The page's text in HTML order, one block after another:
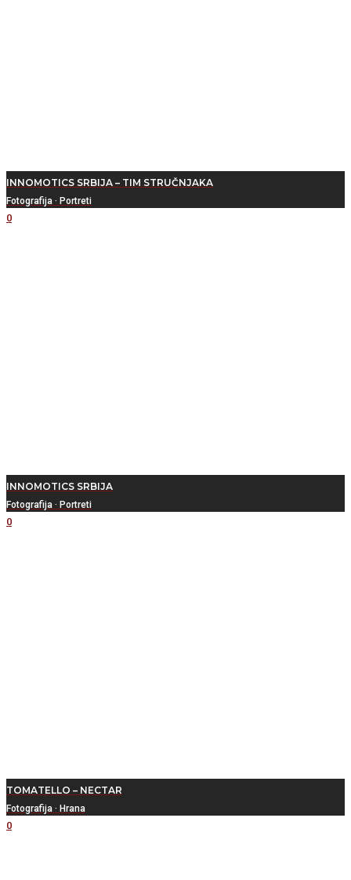
INNOMOTICS SRBIJA – TIM STRUČNJAKA
Fotografija · Portreti
0
INNOMOTICS SRBIJA
Fotografija · Portreti
0
TOMATELLO – NECTAR
Fotografija · Hrana
0